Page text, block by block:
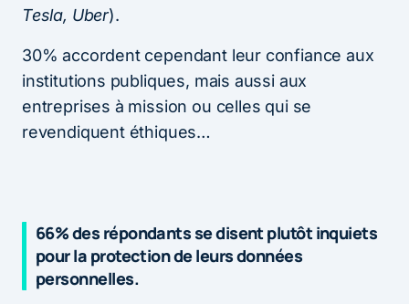
Tesla, Uber).
30% accordent cependant leur confiance aux
institutions publiques, mais aussi aux
entreprises à mission ou celles qui se
revendiquent éthiques…
66% des répondants se disent plutôt inquiets
pour la protection de leurs données
personnelles.